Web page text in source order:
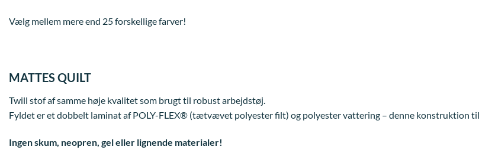
Vælg mellem mere end 25 forskellige farver!
MATTES QUILT
Twill stof af samme høje kvalitet som brugt til robust arbejdstøj.
Fyldet er et dobbelt laminat af POLY-FLEX® (tætvævet polyester filt) og polyester vattering – denne konstruktion
Ingen skum, neopren, gel eller lignende materialer!